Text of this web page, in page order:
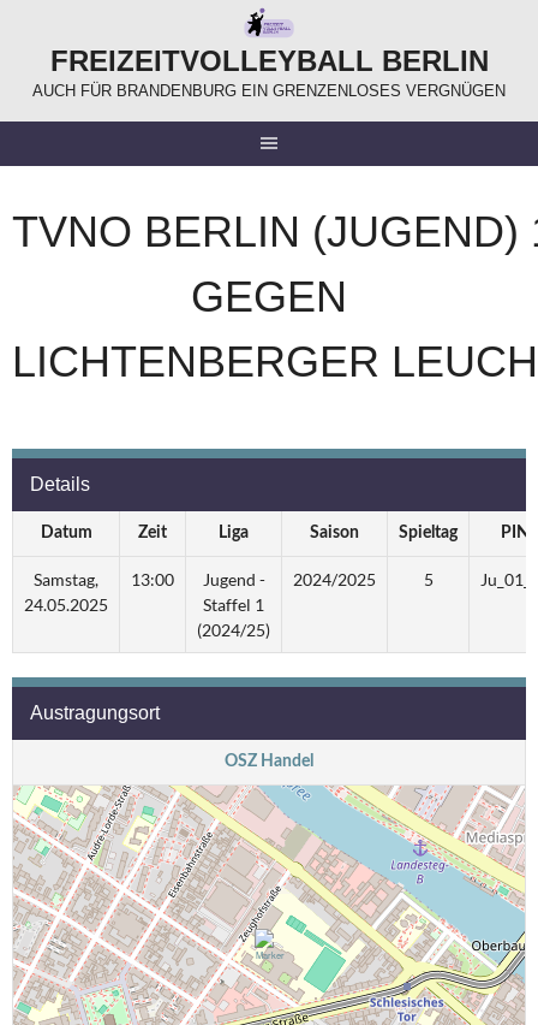
FREIZEITVOLLEYBALL BERLIN
AUCH FÜR BRANDENBURG EIN GRENZENLOSES VERGNÜGEN
TVNO BERLIN (JUGEND)
GEGEN
LICHTENBERGER
Details
Datum Zeit Liga Saison Spieltag PIN
Samstag,
24.05.2025
13:00
Jugend -
Staffel 1
(2024/25)
2024/2025 5
Austragungsort
OSZ Handel